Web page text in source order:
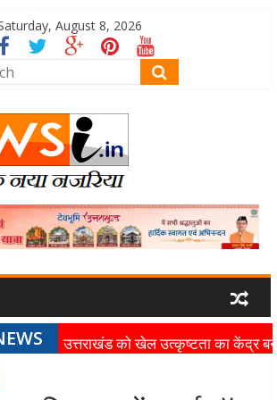
August 8, 2026
उत्तराखंड को खेल उत्कृष्टता का केंद्र
स्पोर्ट्स यूनिवर्सिटी परियोजना